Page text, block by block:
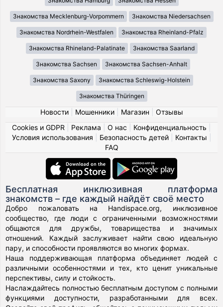
Знакомства Mecklenburg-Vorpommern Знакомства Niedersachsen
Знакомства Nordrhein-Westfalen Знакомства Rheinland-Pfalz
Знакомства Rhineland-Palatinate Знакомства Saarland
Знакомства Sachsen Знакомства Sachsen-Anhalt
Знакомства Saxony Знакомства Schleswig-Holstein
Знакомства Thüringen
Новости| Мошенники| Магазин
Отзывы
Cookies и GDPR
Реклама О нас Конфиденциальность
Условия использования
Безопасность детей| Контакты
FAQ
Бесплатная инклюзивная платформа
знакомств – где каждый найдёт своё место
Добро пожаловать на Handispace.org, инклюзивное
сообщество, где люди с ограниченными возможностями
общаются для дружбы, товарищества и значимых
отношений. Каждый заслуживает найти свою идеальную
пару, и способности проявляются во многих формах.
Наша поддерживающая платформа объединяет людей с
различными особенностями и тех, кто ценит уникальные
перспективы, силу и стойкость.
Наслаждайтесь полностью бесплатным доступом с полными
функциями доступности, разработанными для всех.